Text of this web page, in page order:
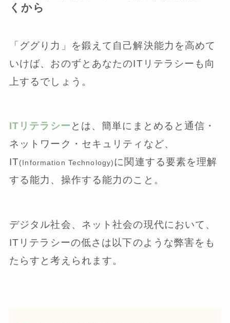
くから
「ググり力」を鍛えて自己解決能力を高めて
いけば、おのずとあなたのITリテラシーも向
上するでしょう。
ITリテラシー とは、簡単にまとめると通信・
ネットワーク・セキュリティなど、
IT(Information Technology) に関連する要素を理解
する能力、操作する能力のこと。
デジタル社会、ネット社会の現代において、
ITリテラシーの低さは以下のような弊害をも
たらすと考えられます。